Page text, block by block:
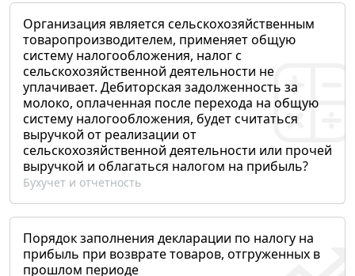
Организация является сельскохозяйственным
товаропроизводителем, применяет общую
систему налогообложения, налог с
сельскохозяйственной деятельности не
уплачивает. Дебиторская задолженность за
молоко, оплаченная после перехода на общую
систему налогообложения, будет считаться
выручкой от реализации от
сельскохозяйственной деятельности или прочей
выручкой и облагаться налогом на прибыль?
Бухучет и отчетность
Порядок заполнения декларации по налогу на
прибыль при возврате товаров, отгруженных в
прошлом периоде